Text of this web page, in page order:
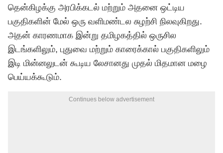
தென்கிழக்கு அரபிக்கடல் மற்றும் அதனை ஒட்டிய
பகுதிகளின் மேல் ஒரு வளிமண்டல சுழற்சி நிலவுகிறது.
அதன் காரணமாக இன்று தமிழகத்தில் ஒருசில
இடங்களிலும், புதுவை மற்றும் காரைக்கால் பகுதிகளிலும்
இடி மின்னலுடன் கூடிய லேசானது முதல் மிதமான மழை
பெய்யக்கூடும்.
Continues below advertisement